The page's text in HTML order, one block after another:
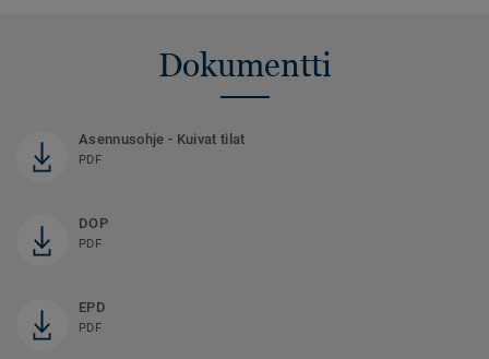
Dokumentti
Asennusohje - Kuivat tilat
PDF
DOP
PDF
EPD
PDF